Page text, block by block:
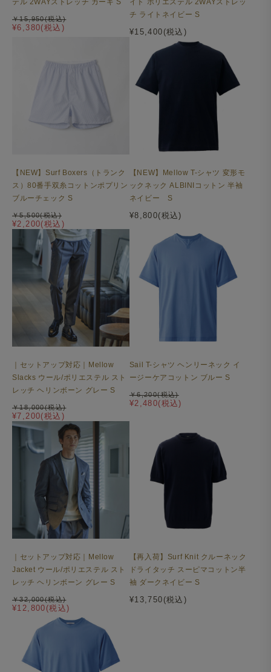
テル 2WAYストレッチ カーキ S
¥6,380(税込)
￥15,950(税込)
イト ポリエステル 2WAYストレッ
チ ライトネイビー S
¥15,400(税込)
【NEW】Surf Boxers（トランク
ス）80番手双糸コットンポプリン
ブルーチェック S
¥2,200(税込)
￥5,500(税込)
【NEW】Mellow T-シャツ 変形モ
ックネック ALBINIコットン 半袖
ネイビー S
¥8,800(税込)
｜セットアップ対応｜Mellow
Slacks ウール/ポリエステル スト
レッチ ヘリンボーン グレー S
¥7,200(税込)
￥18,000(税込)
Sail T-シャツ ヘンリーネック イ
ージーケアコットン ブルー S
¥2,480(税込)
￥6,200(税込)
｜セットアップ対応｜Mellow
Jacket ウール/ポリエステル スト
レッチ ヘリンボーン グレー S
¥12,800(税込)
￥32,000(税込)
【再入荷】Surf Knit クルーネック
ドライタッチ スーピマコットン半
袖 ダークネイビー S
¥13,750(税込)